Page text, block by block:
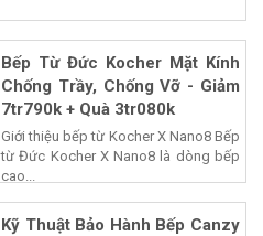
Bếp Từ Đức Kocher Mặt Kính
Chống Trầy, Chống Vỡ - Giảm
7tr790k + Quà 3tr080k
Giới thiệu bếp từ Kocher X Nano8 Bếp
từ Đức Kocher X Nano8 là dòng bếp
cao...
Kỹ Thuật Bảo Hành Bếp Canzy